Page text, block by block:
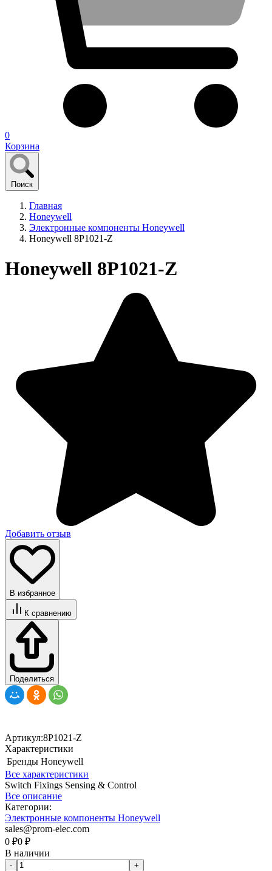
0
Корзина
Поиск
Главная
Honeywell
Электронные компоненты Honeywell
Honeywell 8P1021-Z
Honeywell 8P1021-Z
Добавить отзыв
В избранное
К сравнению
Поделиться
Артикул:8P1021-Z
Характеристики
Бренды Honeywell
Все характеристики
Switch Fixings Sensing & Control
Все описание
Категории:
Электронные компоненты Honeywell
sales@prom-elec.com
0 ₽0 ₽
В наличии
-
+